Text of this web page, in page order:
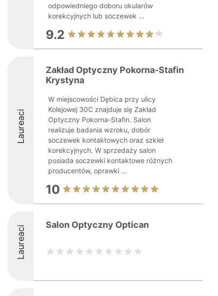
odpowiedniego doboru okularów
korekcyjnych lub soczewek ...
9.2
Laureaci
Zakład Optyczny Pokorna-Stafin
Krystyna
W miejscowości Dębica przy ulicy
Kolejowej 30C znajduje się Zakład
Optyczny Pokorna-Stafin. Salon
realizuje badania wzroku, dobór
soczewek kontaktowych oraz szkieł
korekcyjnych. W sprzedaży salon
posiada soczewki kontaktowe różnych
producentów, oprawki ...
10
Laureaci Salon Optyczny Optican